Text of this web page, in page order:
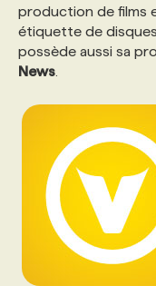
ANNONCEZ
production de films
étiquette de
possède aussi sa
News